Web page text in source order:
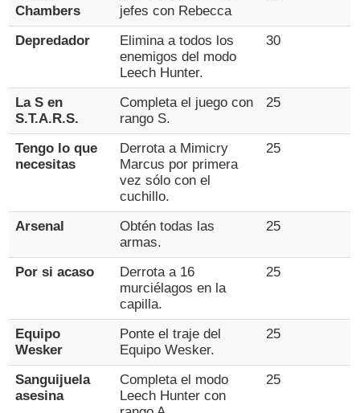
Chambers
jefes con Rebecca
Depredador
Elimina a todos los
enemigos del modo
Leech Hunter.
30
La S en
S.T.A.R.S.
Completa el juego con
rango S.
25
Tengo lo que
necesitas
Derrota a Mimicry
Marcus por primera
vez sólo con el
cuchillo.
25
Arsenal
Obtén todas las
armas.
25
Por si acaso
Derrota a 16
murciélagos en la
capilla.
25
Equipo
Wesker
Ponte el traje del
Equipo Wesker.
25
Sanguijuela
asesina
Completa el modo
Leech Hunter con
25